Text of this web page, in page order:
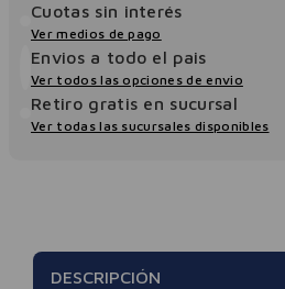
Cuotas sin interés
Ver medios de pago
Envios a todo el pais
Ver todos las opciones de envio
Retiro gratis en sucursal
Ver todas las sucursales disponibles
DESCRIPCIÓN